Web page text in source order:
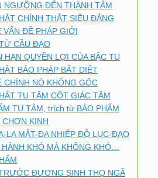
NGƯỠNG ĐẾN THÀNH TÂM
CHÍNH THẬT SIÊU ĐẲNG
VẤN ĐỀ PHÁP GIỚI
CẦU ĐẠO
HẠN QUYỀN LỢI CỦA BẬC TU
BẢO PHÁP BẤT DIỆT
CHÍNH NÓ KHÔNG GỐC
TU TÂM CỐT GIÁC TÂM
TU TÂM, trích từ BẢO PHẨM
KINH
LA MẬT-ĐA NHIẾP ĐỘ LỤC-ĐẠO
KHÓ MÀ KHÔNG KHÓ…
ĐƯƠNG SINH THỌ NGÃ